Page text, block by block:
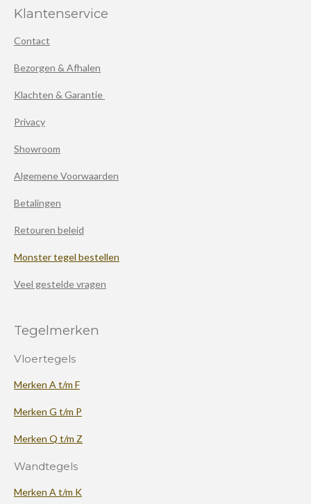
Klantenservice
Contact
Bezorgen & Afhalen
Klachten & Garantie
Privacy
Showroom
Algemene Voorwaarden
Betalingen
Retouren beleid
Monster tegel bestellen
Veel gestelde vragen
Tegelmerken
Vloertegels
Merken A t/m F
Merken G t/m P
Merken Q t/m Z
Wandtegels
Merken A t/m K